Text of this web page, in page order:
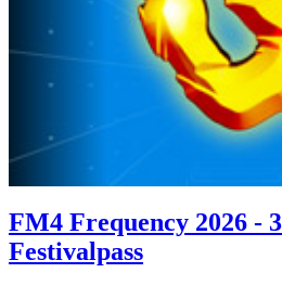
FM4 Frequency 2026 -
Festivalpass